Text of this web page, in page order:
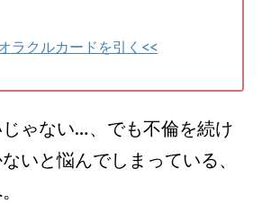
ラクルカードを引く<<
ゃない…、でも不倫を続け
いと悩んでしまっている、